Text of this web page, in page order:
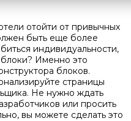
отойти от привычных
быть еще более
индивидуальности,
Именно это
блоков.
страницы
Не нужно ждать
или просить
вы можете сделать это